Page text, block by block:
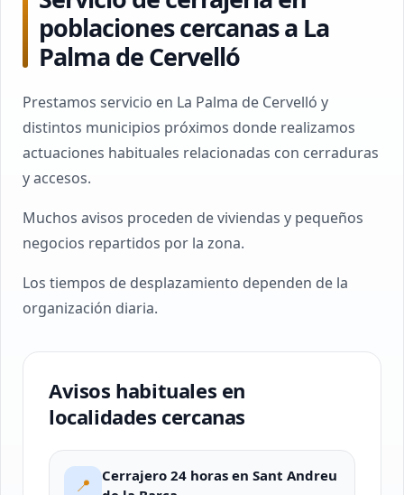
poblaciones cercanas a La
Palma de Cervelló
Prestamos servicio en La Palma de Cervelló y
distintos municipios próximos donde realizamos
actuaciones habituales relacionadas con cerraduras
y accesos.
Muchos avisos proceden de viviendas y pequeños
negocios repartidos por la zona.
Los tiempos de desplazamiento dependen de la
organización diaria.
Avisos habituales en
localidades cercanas
📍
Cerrajero 24 horas en Sant Andreu